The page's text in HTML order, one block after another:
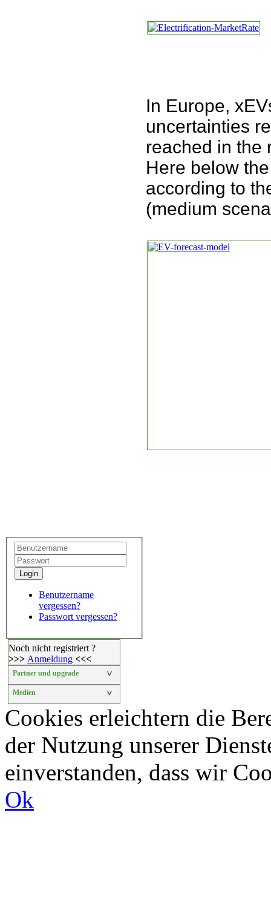
In Europe,
uncertainties
reached in the
Here below
according to
(medium
Login
Benutzername
vergessen?
Passwort vergessen?
Noch nicht registriert ?
>>> Anmeldung <<<
Partner und upgrade >
Medien >
Cookies erleichtern die
der Nutzung unserer
einverstanden, dass wir
Ok